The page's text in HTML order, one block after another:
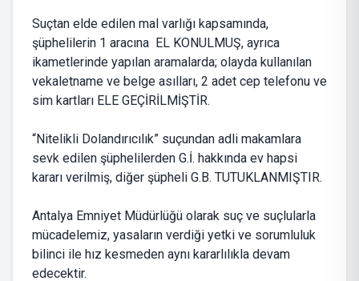
Suçtan elde edilen mal varlığı kapsamında,
şüphelilerin 1 aracına EL KONULMUŞ, ayrıca
ikametlerinde yapılan aramalarda; olayda kullanılan
vekaletname ve belge asılları, 2 adet cep telefonu ve
sim kartları ELE GEÇİRİLMİŞTİR.
“Nitelikli Dolandırıcılık” suçundan adli makamlara
sevk edilen şüphelilerden G.İ. hakkında ev hapsi
kararı verilmiş, diğer şüpheli G.B. TUTUKLANMIŞTIR.
Antalya Emniyet Müdürlüğü olarak suç ve suçlularla
mücadelemiz, yasaların verdiği yetki ve sorumluluk
bilinci ile hız kesmeden aynı kararlılıkla devam
edecektir.